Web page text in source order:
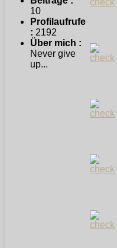
10
Profilaufrufe
: 2192
Über mich :
Never give
up...